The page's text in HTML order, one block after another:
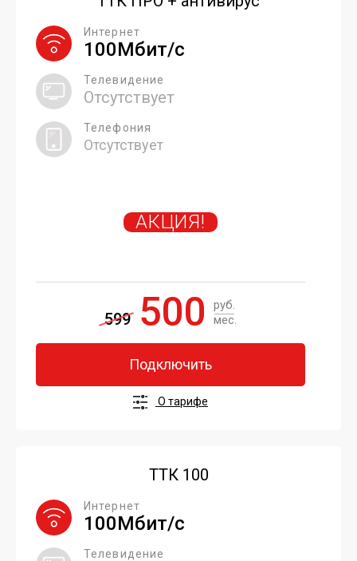
100Мбит/с
Интернет
Отсутствует
Телевидение
Отсутствует
Телефония
АКЦИЯ!
599 500
руб.
мес.
Подключить
О тарифе
ТТК 100
100Мбит/с
Интернет
Телевидение